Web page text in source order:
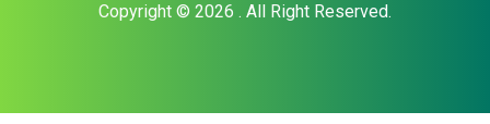
Copyright © 2026 . All Right Reserved.